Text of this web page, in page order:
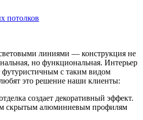
потолков
линиями — конструкция не
но функциональная. Интерьер
с таким видом
это решение наши клиенты:
создает декоративный эффект.
скрытым алюминиевым профилям